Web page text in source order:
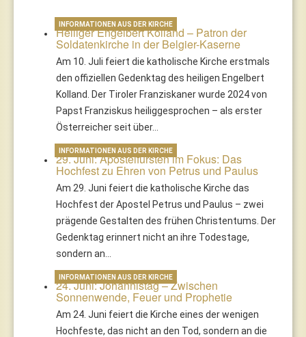
Heiliger Engelbert Kolland – Patron der
Soldatenkirche in der Belgier-Kaserne
Am 10. Juli feiert die katholische Kirche erstmals
den offiziellen Gedenktag des heiligen Engelbert
Kolland. Der Tiroler Franziskaner wurde 2024 von
Papst Franziskus heiliggesprochen – als erster
Österreicher seit über…
INFORMATIONEN AUS DER KIRCHE
29. Juni: Apostelfürsten im Fokus: Das
Hochfest zu Ehren von Petrus und Paulus
Am 29. Juni feiert die katholische Kirche das
Hochfest der Apostel Petrus und Paulus – zwei
prägende Gestalten des frühen Christentums. Der
Gedenktag erinnert nicht an ihre Todestage,
sondern an…
INFORMATIONEN AUS DER KIRCHE
24. Juni: Johannistag – Zwischen
Sonnenwende, Feuer und Prophetie
Am 24. Juni feiert die Kirche eines der wenigen
Hochfeste, das nicht an den Tod, sondern an die
INFORMATIONEN AUS DER KIRCHE